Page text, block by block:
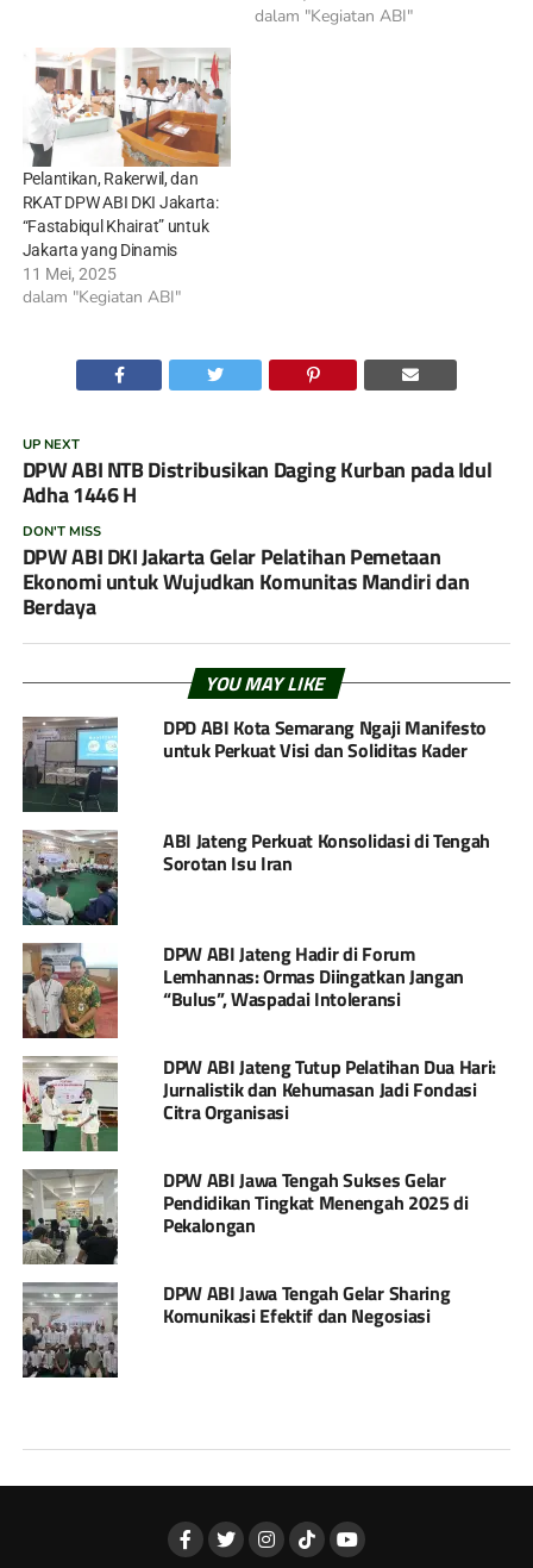
dalam "Kegiatan ABI"
Pelantikan, Rakerwil, dan
RKAT DPW ABI DKI Jakarta:
“Fastabiqul Khairat” untuk
Jakarta yang Dinamis
11 Mei, 2025
dalam "Kegiatan ABI"
UP NEXT
DPW ABI NTB Distribusikan Daging Kurban pada Idul
Adha 1446 H
DON'T MISS
DPW ABI DKI Jakarta Gelar Pelatihan Pemetaan
Ekonomi untuk Wujudkan Komunitas Mandiri dan
Berdaya
YOU MAY LIKE
DPD ABI Kota Semarang Ngaji Manifesto
untuk Perkuat Visi dan Soliditas Kader
ABI Jateng Perkuat Konsolidasi di Tengah
Sorotan Isu Iran
DPW ABI Jateng Hadir di Forum
Lemhannas: Ormas Diingatkan Jangan
“Bulus”, Waspadai Intoleransi
DPW ABI Jateng Tutup Pelatihan Dua Hari:
Jurnalistik dan Kehumasan Jadi Fondasi
Citra Organisasi
DPW ABI Jawa Tengah Sukses Gelar
Pendidikan Tingkat Menengah 2025 di
Pekalongan
DPW ABI Jawa Tengah Gelar Sharing
Komunikasi Efektif dan Negosiasi